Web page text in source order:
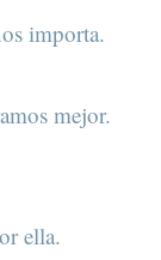
importa.
mejor.
ella.